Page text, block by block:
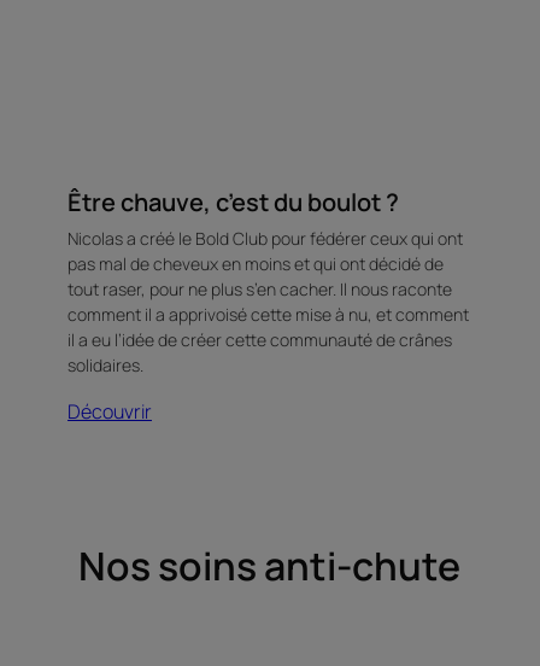
Être chauve, c’est du boulot ?
Nicolas a créé le Bold Club pour fédérer ceux qui ont
pas mal de cheveux en moins et qui ont décidé de
tout raser, pour ne plus s’en cacher. Il nous raconte
comment il a apprivoisé cette mise à nu, et comment
il a eu l’idée de créer cette communauté de crânes
solidaires.
Découvrir
Nos soins anti-chute